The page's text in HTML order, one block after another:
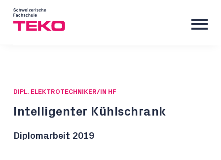
DIPL. ELEKTROTECHNIKER/IN HF
Intelligenter Kühlschrank
Diplomarbeit 2019